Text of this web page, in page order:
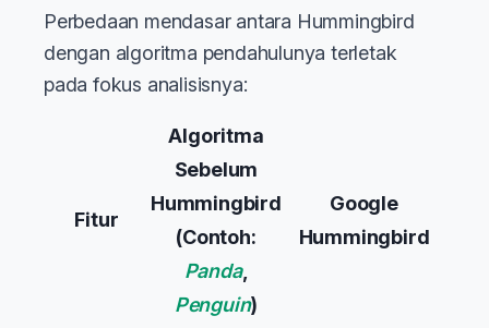
Perbedaan mendasar antara Hummingbird
dengan algoritma pendahulunya terletak
pada fokus analisisnya:
Fitur
Algoritma
Sebelum
Hummingbird
(Contoh:
Panda,
Penguin)
Google
Hummingbird